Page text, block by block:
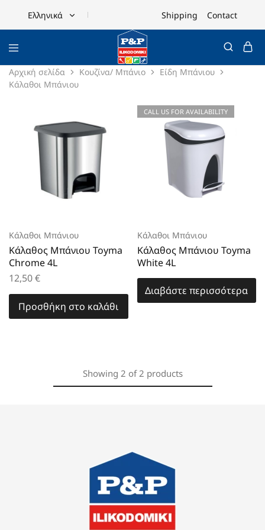
Ελληνικά
English
Shipping Contact
Αρχική σελίδα Κουζίνα/ Μπάνιο
Είδη Μπάνιου
Κάλαθοι Μπάνιου
Κάλαθοι Μπάνιου
Κάλαθος Μπάνιου Toyma
Chrome 4L
12,50€
Προσθήκη στο καλάθι
CALL US FOR AVAILABILITY
Κάλαθοι Μπάνιου
Κάλαθος Μπάνιου Toyma
White 4L
Διαβάστε περισσότερα
Showing 2 of 2 products